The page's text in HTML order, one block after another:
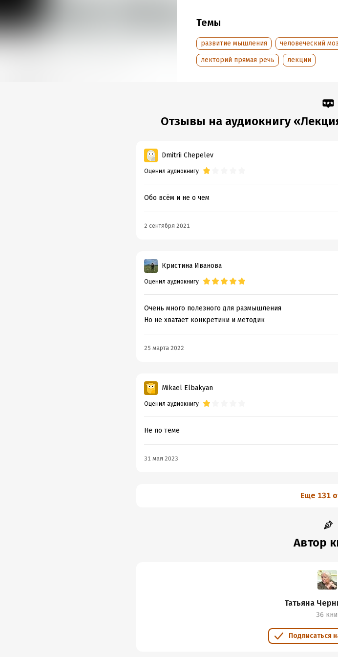
Темы
развитие мышления человеческий
лекторий прямая речь
лекции
Отзывы на аудиокнигу
Dmitrii Chepelev
Оценил аудиокнигу
Обо всём и не о чем
2 сентября 2021
Кристина Иванова
Оценил аудиокнигу
Очень много полезного для размышления
Но не хватает конкретики и методик
25 марта 2022
Mikael Elbakyan
Оценил аудиокнигу
Не по теме
31 мая 2023
Еще 131
Автор
Татьяна
36
Подписаться